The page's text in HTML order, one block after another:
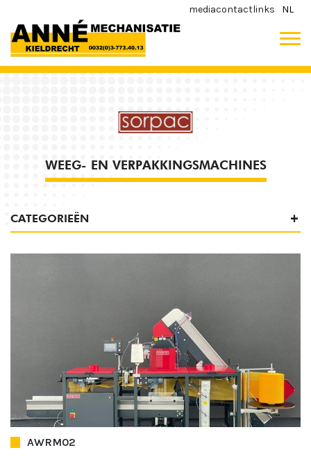
mediacontactlinks NL
WEEG- EN VERPAKKINGSMACHINES
CATEGORIEËN
AWRM02